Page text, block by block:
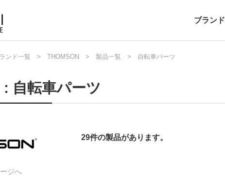
ブランド
自転車 自転車パーツ
ニュース プレスリリース
ンド一覧 THOMSON 製品一覧 自転車パーツ
自転車パーツ
29件の製品があります。
ジへ